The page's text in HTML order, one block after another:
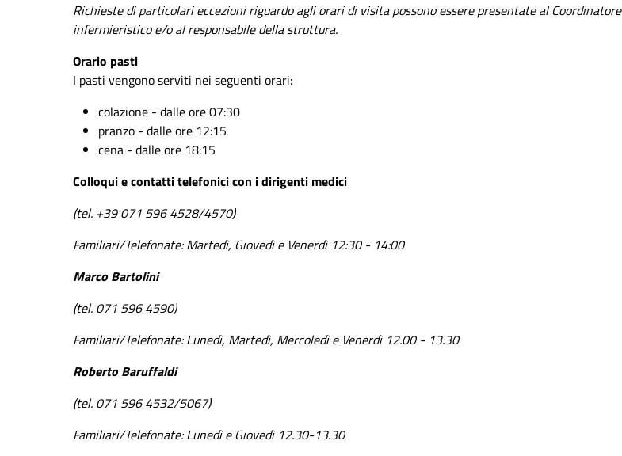
Richieste di particolari eccezioni riguardo agli orari di visita possono essere presentate al Coordinatore
infermieristico e/o al responsabile della struttura.
Orario pasti
I pasti vengono serviti nei seguenti orari:
colazione - dalle ore 07:30
pranzo - dalle ore 12:15
cena - dalle ore 18:15
Colloqui e contatti telefonici con i dirigenti medici
(tel. +39 071 596 4528/4570)
Familiari/Telefonate: Martedì, Giovedì e Venerdì 12:30 - 14:00
Marco Bartolini
(tel. 071 596 4590)
Familiari/Telefonate: Lunedì, Martedì, Mercoledì e Venerdì 12.00 - 13.30
Roberto Baruffaldi
(tel. 071 596 4532/5067)
Familiari/Telefonate: Lunedì e Giovedì 12.30-13.30